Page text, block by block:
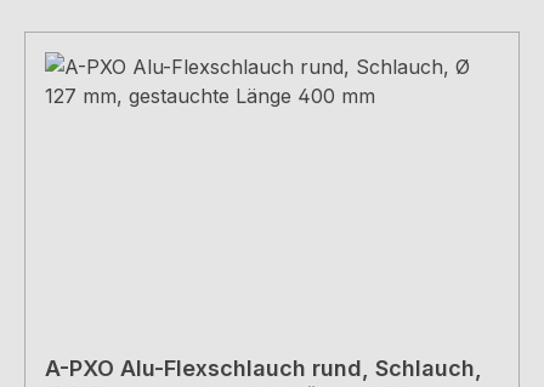
A-PXO Alu-Flexschlauch rund, Schlauch,